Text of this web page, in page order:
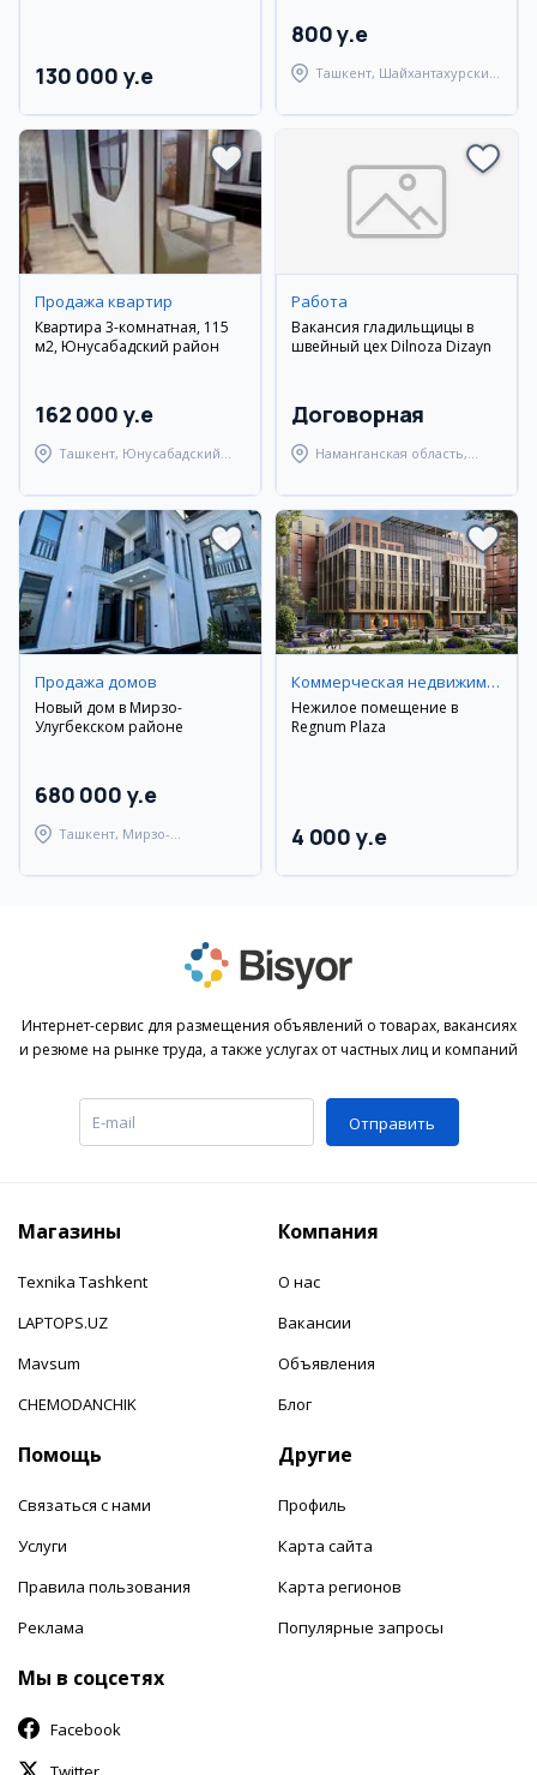
130 000 y.e
800 y.e
Ташкент, Шайхантахурский
Продажа квартир
Квартира 3-комнатная, 115
м2, Юнусабадский район
162 000 y.e
Ташкент, Юнусабадский
Работа
Вакансия гладильщицы в
швейный цех Dilnoza Dizayn
Договорная
Наманганская область,
Продажа домов
Новый дом в Мирзо-
Улугбекском районе
680 000 y.e
Ташкент, Мирзо-
Коммерческая недвижимость
Нежилое помещение в
Regnum Plaza
4 000 y.e
Интернет-сервис для размещения объявлений о товарах, вакансиях
и резюме на рынке труда, а также услугах от частных лиц и компаний
Отправить
Магазины
Texnika Tashkent
LAPTOPS.UZ
Mavsum
CHEMODANCHIK
Компания
О нас
Вакансии
Объявления
Блог
Помощь
Связаться с нами
Услуги
Правила пользования
Реклама
Другие
Профиль
Карта сайта
Карта регионов
Популярные запросы
Мы в соцсетях
Facebook